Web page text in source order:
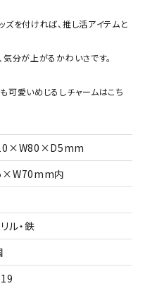
ズを付ければ、推し活アイテムと
気分が上がるかわいさです。
可愛いめじるしチャームはこち
内
ル・鉄